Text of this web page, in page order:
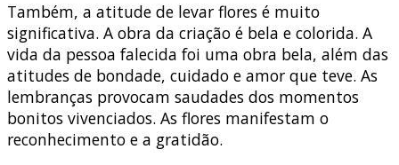
Também, a atitude de levar flores é muito
significativa. A obra da criação é bela e colorida. A
vida da pessoa falecida foi uma obra bela, além das
atitudes de bondade, cuidado e amor que teve. As
lembranças provocam saudades dos momentos
bonitos vivenciados. As flores manifestam o
reconhecimento e a gratidão.